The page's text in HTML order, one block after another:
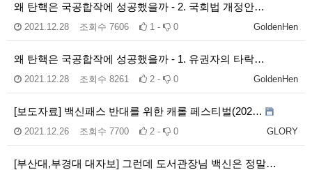
왜 탄핵은 국공합작에 성공했을까 - 2. 국회법 개정안…
GoldenHen
2021.12.28 조회수 7606 1 - 0
왜 탄핵은 국공합작에 성공했을까 - 1. 유권자의 타락…
GoldenHen
2021.12.28 조회수 8261 2 - 0
[보도자료] 백신패스 반대를 위한 캐롤 페스티벌(202…
GLORY
2021.12.26 조회수 7700 2 - 0
[부산대,부경대 대자보] 그런데 도서관장님 백신은 정말…